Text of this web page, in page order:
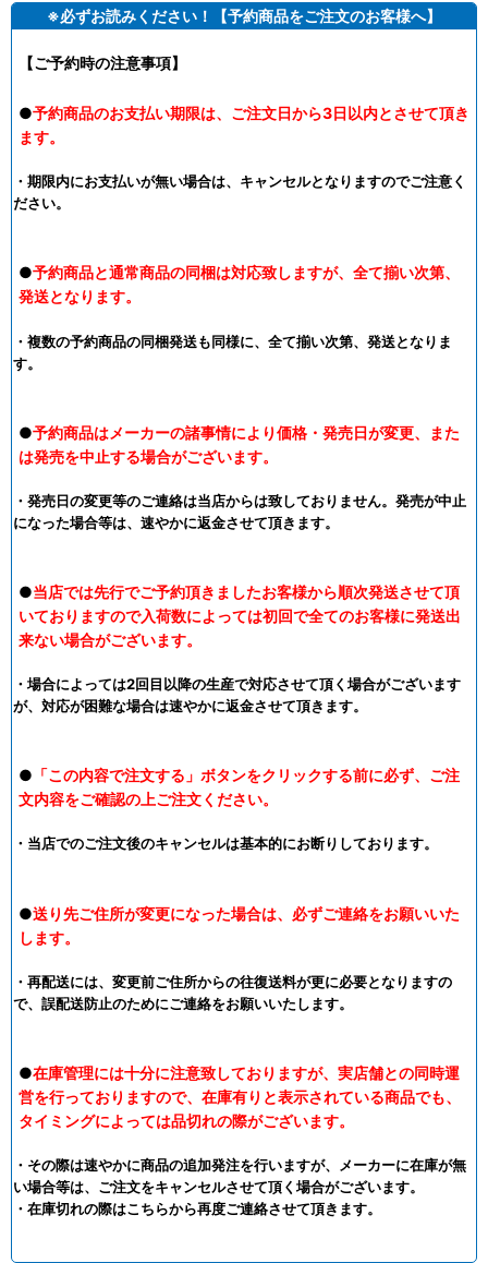
※必ずお読みください！【予約商品をご注文のお客様へ】
【ご予約時の注意事項】
●予約商品のお支払い期限は、ご注文日から3日以内とさせて頂き
ます。
・期限内にお支払いが無い場合は、キャンセルとなりますのでご注意く
ださい。
●予約商品と通常商品の同梱は対応致しますが、全て揃い次第、
発送となります。
・複数の予約商品の同梱発送も同様に、全て揃い次第、発送となりま
す。
●予約商品はメーカーの諸事情により価格・発売日が変更、また
は発売を中止する場合がございます。
・発売日の変更等のご連絡は当店からは致しておりません。発売が中止
になった場合等は、速やかに返金させて頂きます。
●当店では先行でご予約頂きましたお客様から順次発送させて頂
いておりますので入荷数によっては初回で全てのお客様に発送出
来ない場合がございます。
・場合によっては2回目以降の生産で対応させて頂く場合がございます
が、対応が困難な場合は速やかに返金させて頂きます。
● 「この内容で注文する」ボタンをクリックする前に必ず、ご注
文内容をご確認の上ご注文ください。
・当店でのご注文後のキャンセルは基本的にお断りしております。
●送り先ご住所が変更になった場合は、必ずご連絡をお願いいた
します。
・再配送には、変更前ご住所からの往復送料が更に必要となりますの
で、誤配送防止のためにご連絡をお願いいたします。
●在庫管理には十分に注意致しておりますが、実店舗との同時運
営を行っておりますので、在庫有りと表示されている商品でも、
タイミングによっては品切れの際がございます。
・その際は速やかに商品の追加発注を行いますが、メーカーに在庫が無
い場合等は、ご注文をキャンセルさせて頂く場合がございます。
・在庫切れの際はこちらから再度ご連絡させて頂きます。